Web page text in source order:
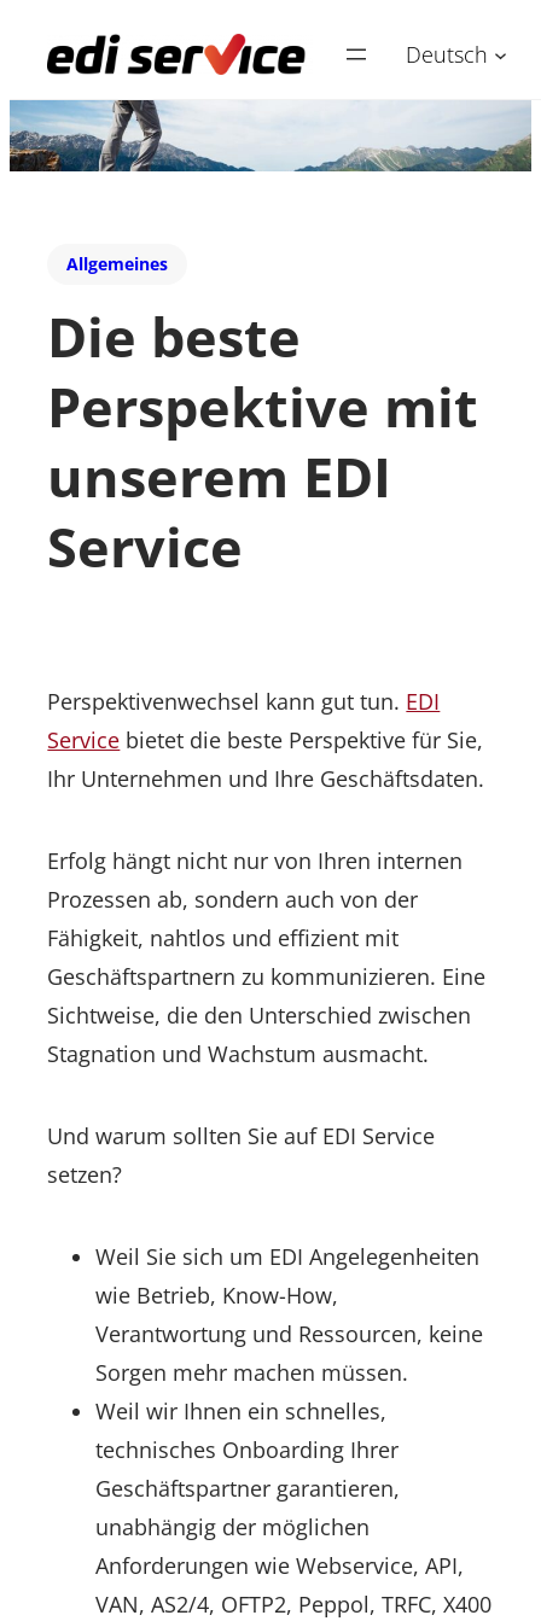
Deutsch
Allgemeines
Die beste
Perspektive mit
unserem EDI
Service
Perspektivenwechsel kann gut tun. EDI
Service bietet die beste Perspektive für Sie,
Ihr Unternehmen und Ihre Geschäftsdaten.
Erfolg hängt nicht nur von Ihren internen
Prozessen ab, sondern auch von der
Fähigkeit, nahtlos und effizient mit
Geschäftspartnern zu kommunizieren. Eine
Sichtweise, die den Unterschied zwischen
Stagnation und Wachstum ausmacht.
Und warum sollten Sie auf EDI Service
setzen?
Weil Sie sich um EDI Angelegenheiten
wie Betrieb, Know-How,
Verantwortung und Ressourcen, keine
Sorgen mehr machen müssen.
Weil wir Ihnen ein schnelles,
technisches Onboarding Ihrer
Geschäftspartner garantieren,
unabhängig der möglichen
Anforderungen wie Webservice, API,
VAN, AS2/4, OFTP2, Peppol, TRFC, X400